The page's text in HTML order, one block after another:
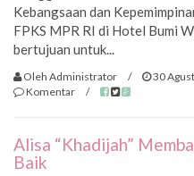
Kebangsaan dan
FPKS MPR RI di Hotel Bumi
bertujuan untuk...
Oleh Administrator / 30
Komentar
/
Alisa “Khadijah”
Baik